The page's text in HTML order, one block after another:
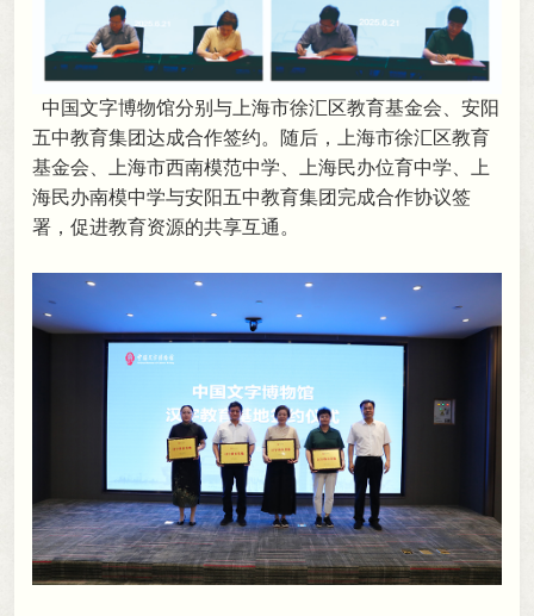
中国文字博物馆分别与上海市徐汇区教育基金会、安阳
五中教育集团达成合作签约。
随后，上海市徐汇区教育
基金会、上海市西南模范中学、上海民办位育中学、上
海民办南模中学与安阳五中教育集团完成合作协议签
署 ， 促进教育资源的共享互通。